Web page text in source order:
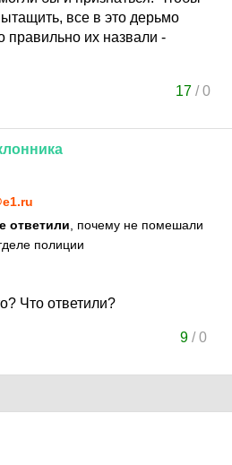
все в это дерьмо
правильно их назвали -
17 /0
ответили , почему не помешали
полиции
Что ответили?
9/0